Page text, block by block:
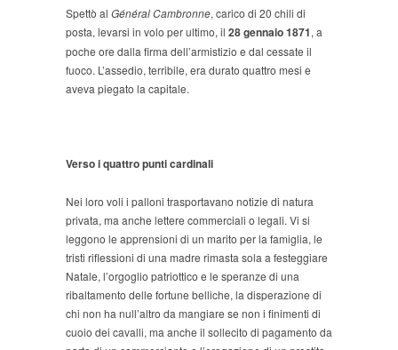
Spettò al Général Cambronne, carico di 20 chili di
posta, levarsi in volo per ultimo, il 28 gennaio 1871, a
poche ore dalla firma dell’armistizio e dal cessate il
fuoco. L’assedio, terribile, era durato quattro mesi e
aveva piegato la capitale.
Verso i quattro punti cardinali
Nei loro voli i palloni trasportavano notizie di natura
privata, ma anche lettere commerciali o legali. Vi si
leggono le apprensioni di un marito per la famiglia, le
tristi riflessioni di una madre rimasta sola a festeggiare
Natale, l’orgoglio patriottico e le speranze di una
ribaltamento delle fortune belliche, la disperazione di
chi non ha null’altro da mangiare se non i finimenti di
cuoio dei cavalli, ma anche il sollecito di pagamento da